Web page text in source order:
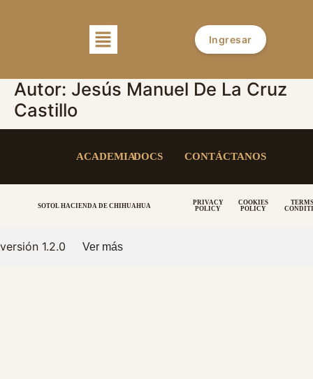
Ingresar
Autor: Jesús Manuel De La Cruz
Castillo
ACADEMIADOCS CONTÁCTANOS
SOTOL HACIENDA DE CHIHUAHUA
PRIVACY
POLICY
COOKIES
POLICY
versión 1.2.0 Ver más